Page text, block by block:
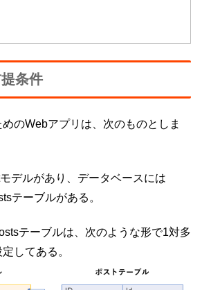
条件
のWebアプリは、次のものとしま
デルがあり、データベースには
テーブルがある。
テーブルは、次のような形で1対多
してある。